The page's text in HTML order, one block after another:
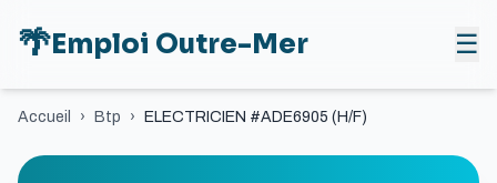
🌴Emploi Outre-Mer ☰
Accueil › Btp › ELECTRICIEN #ADE6905 (H/F)